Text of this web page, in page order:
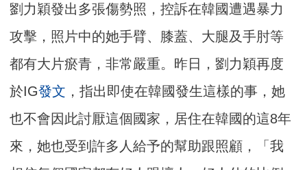
劉力穎發出多張傷勢照，控訴在韓國遭遇暴力
攻擊，照片中的她手臂、膝蓋、大腿及手肘等
都有大片瘀青，非常嚴重。昨日，劉力穎再度
於IG發文 ，指出即使在韓國發生這樣的事，她
也不會因此討厭這個國家，居住在韓國的這8年
來，她也受到許多人給予的幫助跟照顧，「我